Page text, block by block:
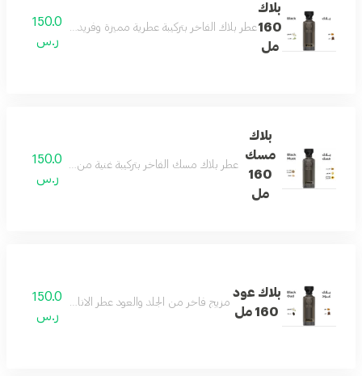
بلاك
160
مل
عطر بلاك الفاخر بتركيبة عطرية مميزة وفريدة بحجم 160 مل يدوم طويلا على البشرة ويمنحك إحساسا بالثقة والأناقة طوال اليوم
150.0
ر.س
بلاك
مسك
160
مل
عطر بلاك مسك الفاخر بتركيبة غنية من الجلد الأنيق
150.0
ر.س
بلاك عود
160 مل
مزيج فاخر من الجلد والعود عطر الاناقه والفخامه
150.0
ر.س